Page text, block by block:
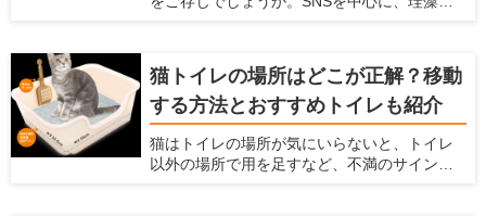
ている方は、ぜひ参考にしてください！
上がっています。 珪藻土マットは猫にとって
快適に過ごせる場所で、一日中珪藻土マット
の上で過ごす猫もいるようです。 珪藻土マッ
トとは、吸水性や速乾性に優れた人気アイテ
ム。脱衣所のマットを猫が占拠してしまうと
飼い主が使えないため、猫用にも珪藻土マッ
猫トイレの場所はどこが正解？移動
する方法とおすすめトイレも紹介
猫はトイレの場所が気にいらないと、トイレ
以外の場所で用を足すなど、不満のサインを